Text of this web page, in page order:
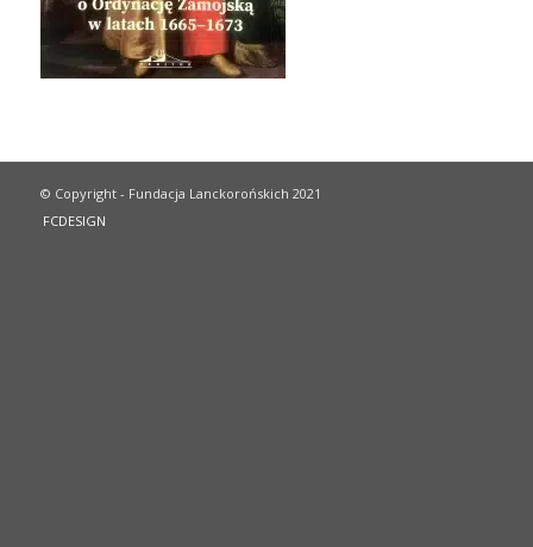
© Copyright - Fundacja Lanckorońskich 2021
FCDESIGN